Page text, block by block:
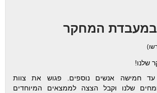
במעבדת המחקר
שלנו!
עד חמישה אנשים נוספים. פגוש את צוות
שלנו וקבל הצצה לממצאים המיוחדים